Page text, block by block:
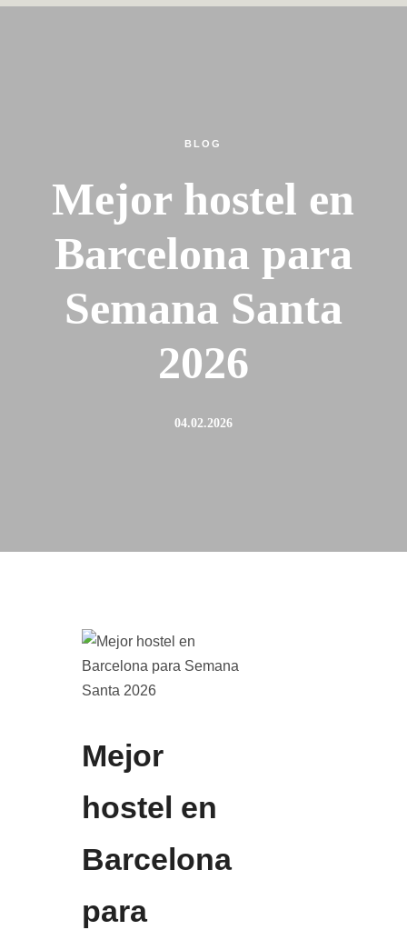
BLOG
Mejor hostel en
Barcelona para
Semana Santa
2026
04.02.2026
Mejor
hostel en
Barcelona
para